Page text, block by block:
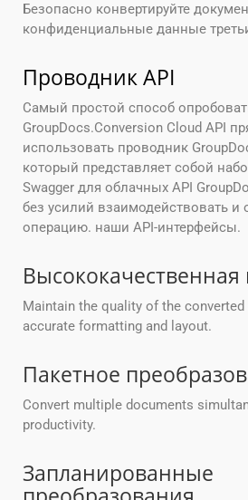
Безопасно конвертируйте
конфиденциальные данные
Проводник API
Самый простой способ
GroupDocs.Conversion Cloud API
использовать проводник
который представляет собой
Swagger для облачных API
без усилий взаимодействовать и
операцию. наши API-интерфейсы.
Высококачественная
Maintain the quality of the
accurate formatting and layout.
Пакетное
Convert multiple documents
productivity.
Запланированные